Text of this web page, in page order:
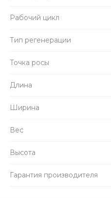
Рабочий цикл
Тип регенерации
Точка росы
Длина
Ширина
Вес
Высота
Гарантия производителя